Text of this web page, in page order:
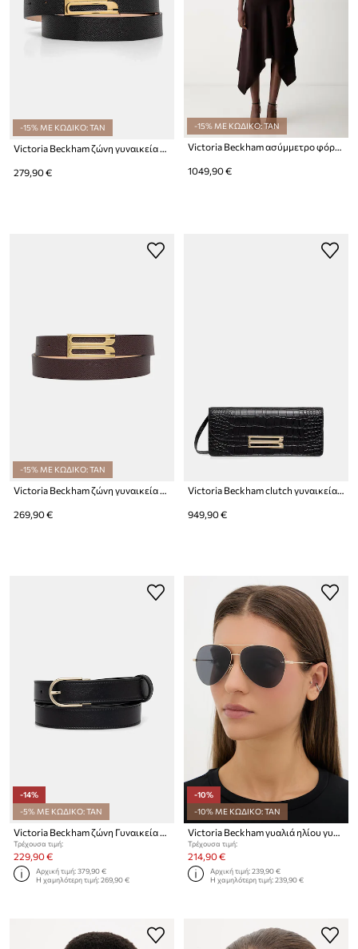
-15% ΜΕ ΚΩΔΙΚΟ: TAN
279,90 €
-15% ΜΕ ΚΩΔΙΚΟ: TAN
Victoria Beckham ασύμμετρο φόρεμα μάλλινο
1049,90 €
-15% ΜΕ ΚΩΔΙΚΟ: TAN
Victoria Beckham ζώνη γυναικεία δερμάτινη
269,90 €
Victoria Beckham clutch γυναικεία δερμάτινη Dorian
949,90 €
-14%
-5% ΜΕ ΚΩΔΙΚΟ: TAN
Victoria Beckham ζώνη Γυναικεία δερμάτινη Dorian
Τρέχουσα τιμή:
229,90 €
Αρχική τιμή:379,90 €
Η χαμηλότερη τιμή:269,90 €
-10%
-10% ΜΕ ΚΩΔΙΚΟ: TAN
Victoria Beckham γυαλιά ηλίου γυναικεία
Τρέχουσα τιμή:
214,90 €
Αρχική τιμή:239,90 €
Η χαμηλότερη τιμή:239,90 €